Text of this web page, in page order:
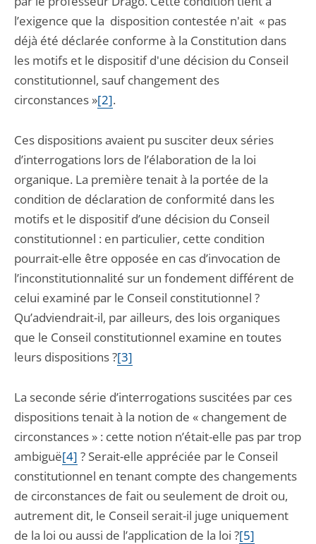
l’exigence que la disposition contestée n'ait « pas
déjà été déclarée conforme à la Constitution dans
les motifs et le dispositif d'une décision du Conseil
constitutionnel, sauf changement des
circonstances »[2].
Ces dispositions avaient pu susciter deux séries
d’interrogations lors de l’élaboration de la loi
organique. La première tenait à la portée de la
condition de déclaration de conformité dans les
motifs et le dispositif d’une décision du Conseil
constitutionnel : en particulier, cette condition
pourrait-elle être opposée en cas d’invocation de
l’inconstitutionnalité sur un fondement différent de
celui examiné par le Conseil constitutionnel ?
Qu’adviendrait-il, par ailleurs, des lois organiques
que le Conseil constitutionnel examine en toutes
leurs dispositions ?[3]
La seconde série d’interrogations suscitées par ces
dispositions tenait à la notion de « changement de
circonstances » : cette notion n’était-elle pas par trop
ambiguë[4] ? Serait-elle appréciée par le Conseil
constitutionnel en tenant compte des changements
de circonstances de fait ou seulement de droit ou,
autrement dit, le Conseil serait-il juge uniquement
de la loi ou aussi de l’application de la loi ?[5]